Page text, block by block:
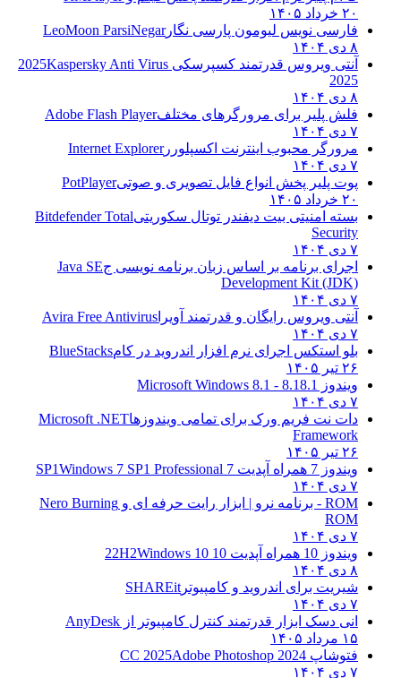
۲۰ خرداد ۱۴۰۵
فارسی نویس لیومون پارسی نگارLeoMoon ParsiNegar
آنتی ویروس قدرتمند کسپرسکی 2025 Kaspersky Anti Virus
2025
فلش پلیر برای مرورگرهای مختلف Adobe Flash Player
مرورگر محبوب اینترنت اکسپلورر Internet Explorer
پوت پلیر پخش انواع فایل تصویری و صوتیPotPlayer
۲۰ خرداد ۱۴۰۵
بسته امنیتی بیت دیفندر توتال سکوریتیBitdefender Total
Security
اجرای برنامه بر اساس زبان برنامه نویسی ج Java SE
Development Kit (JDK)
آنتی ویروس رایگان و قدرتمند آویراAvira Free Antivirus
بلو استکس اجرای نرم افزار اندروید در کامBlueStacks
۲۶ تیر ۱۴۰۵
ویندوز 8.18.1 - Microsoft Windows 8.1
دات نت فریم ورک برای تمامی ویندوزهاMicrosoft .NET
Framework
۲۶ تیر ۱۴۰۵
ویندوز 7 همراه آپدیت 7 SP1
Windows 7 SP1 Professional
ROM - برنامه نرو | ابزار رایت حرفه ای و
Nero Burning
ROM
ویندوز 10 همراه آپدیت 10 22H2
Windows 10
شیریت برای اندروید و کامپیوترSHAREit
انی دسک ابزار قدرتمند کنترل کامپیوتر ازAnyDesk
۱۵ مرداد ۱۴۰۵
فتوشاپ CC 2025Adobe Photoshop 2024